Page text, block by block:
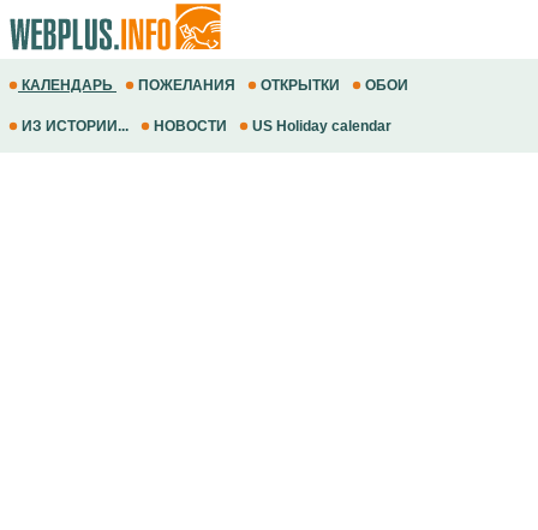
КАЛЕНДАРЬ ПОЖЕЛАНИЯ ОТКРЫТКИ ОБОИ
ИЗ ИСТОРИИ... НОВОСТИ US Holiday calendar